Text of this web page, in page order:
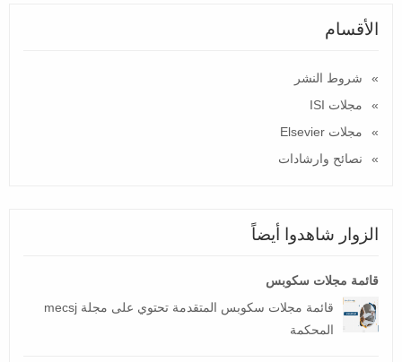
الأقسام
شروط النشر
مجلات ISI
مجلات Elsevier
نصائح وارشادات
الزوار شاهدوا أيضاً
قائمة مجلات سكوبس
قائمة مجلات سكوبس المتقدمة تحتوي على مجلة mecsj
المحكمة